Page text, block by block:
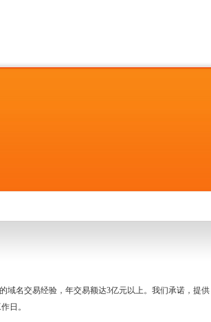
域名交易经验，年交易额达3亿元以上。我们承诺，提供
日。